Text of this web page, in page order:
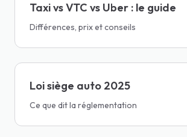
Taxi vs VTC vs Uber : le guide
Différences, prix et conseils
Loi siège auto 2025
Ce que dit la réglementation